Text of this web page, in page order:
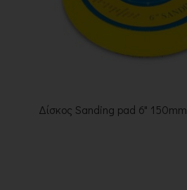
Δίσκος Sanding pad 6" 150mm